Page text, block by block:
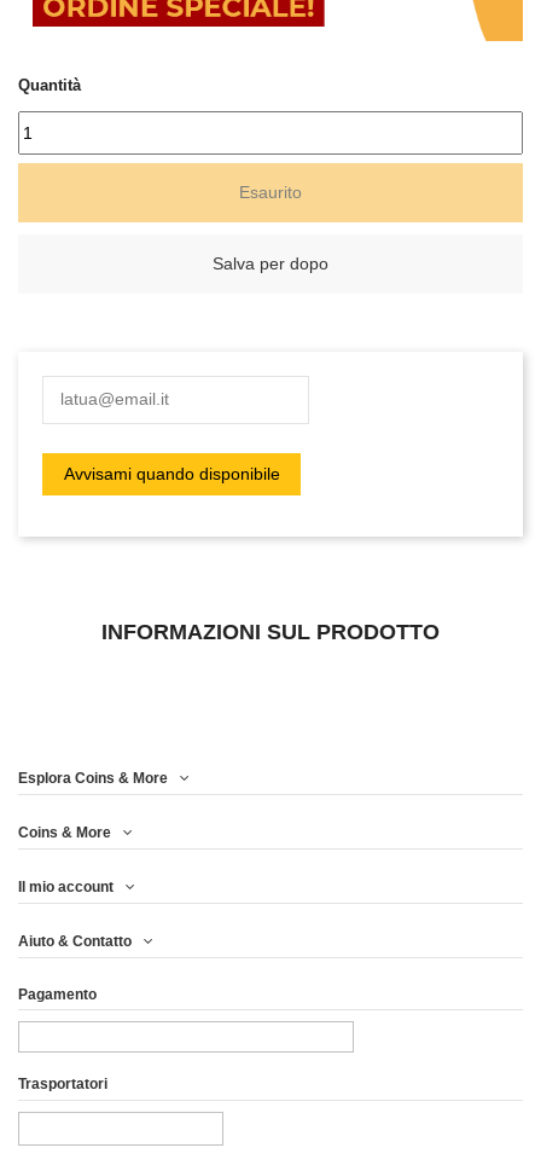
Quantità
Esaurito
Salva per dopo
INFORMAZIONI SUL PRODOTTO
Esplora Coins & More
Coins & More
Il mio account
Aiuto & Contatto
Pagamento
Trasportatori